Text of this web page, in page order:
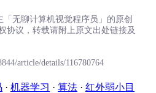
「无聊计算机视觉程序员」的原创
协议，转载请附上原文出处链接及
article/details/116780764
· 机器学习 · 算法 · 红外弱小目